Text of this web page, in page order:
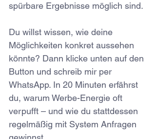
spürbare Ergebnisse möglich sind.
Du willst wissen, wie deine
Möglichkeiten konkret aussehen
könnte? Dann klicke unten auf den
Button und schreib mir per
WhatsApp. In 20 Minuten erfährst
du, warum Werbe-Energie oft
verpufft – und wie du stattdessen
regelmäßig mit System Anfragen